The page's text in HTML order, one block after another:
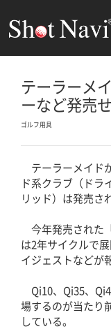
テーラーメ
ーなど発売
ゴルフ用具
テーラーメイド
ド系クラブ（ドラ
リッド）は発売さ
今年発売された
は2年サイクルで
イジェストなどが
Qi10、Qi35、
場するのが当たり
している。